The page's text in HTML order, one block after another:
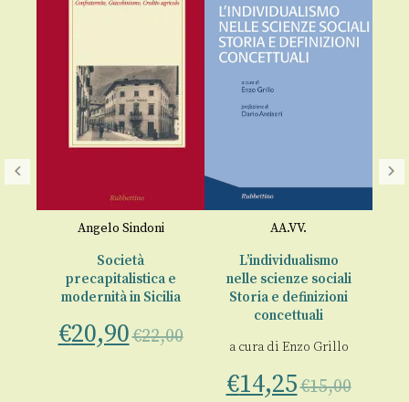
Angelo Sindoni
Società
precapitalistica e
modernità in Sicilia
€20,90€22,00
AA.VV.
L’individualismo
nelle scienze sociali
Storia e definizioni
concettuali
a cura di Enzo Grillo
€14,25€15,00